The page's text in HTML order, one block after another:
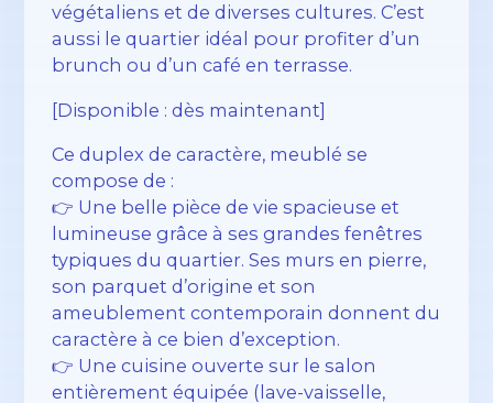
végétaliens et de diverses cultures. C’est
aussi le quartier idéal pour profiter d’un
brunch ou d’un café en terrasse.
[Disponible : dès maintenant]
Ce duplex de caractère, meublé se
compose de :
👉 Une belle pièce de vie spacieuse et
lumineuse grâce à ses grandes fenêtres
typiques du quartier. Ses murs en pierre,
son parquet d’origine et son
ameublement contemporain donnent du
caractère à ce bien d’exception.
👉 Une cuisine ouverte sur le salon
entièrement équipée (lave-vaisselle,